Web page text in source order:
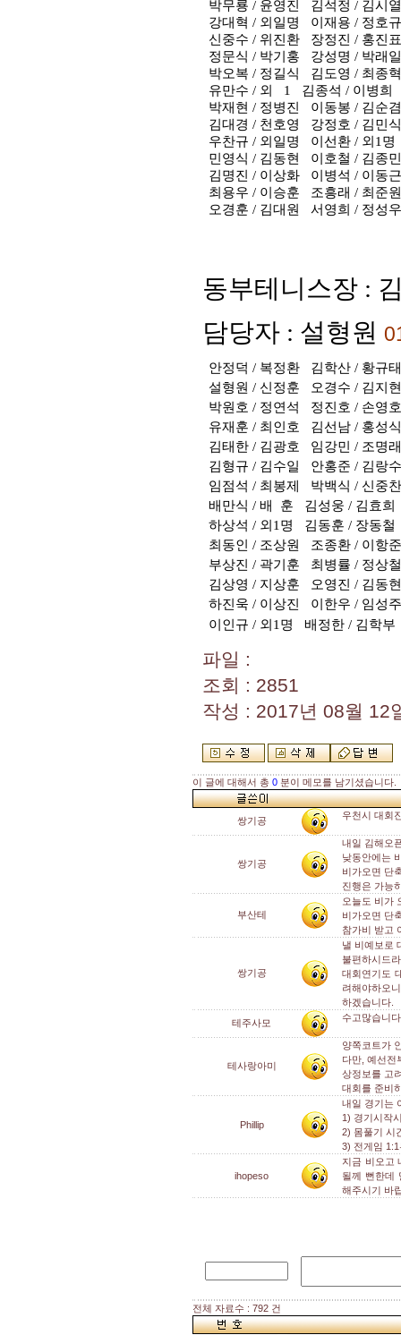
박무룡 / 윤영진 김석정 / 김시열
강대혁 / 외일명 이재용 / 정호규
신중수 / 위진환 장정진 / 홍진표
정문식 / 박기홍 강성명 / 박래일
박오복 / 정길식 김도영 / 최종혁
유만수 / 외 1 김종석 / 이병희
박재현 / 정병진 이동봉 / 김순겸
김대경 / 천호영 강정호 / 김민식
우찬규 / 외일명 이선환/ 외 1명
민영식 / 김동현 이호철 / 김종
김명진 / 이상화 이병석 / 이동근
최용우 / 이승훈 조흥래 / 최준원
오경훈 / 김대원 서영희 / 정성우
동부테니스장 :
담당자 : 설형원
안정덕 / 복정환 김학산/ 황규태
설형원 / 신정훈 오경수 / 김지현
박원호 / 정연석 정진호 / 손영호
유재훈 / 최인호 김선남/ 홍성식
김태한/ 김광호 임강민 / 조명래
김형규 / 김수일 안홍준 / 김랑수
임점석 / 최봉제 박백식 / 신중찬
배만식 / 배 훈 김성웅 / 김효희
하상석 / 외 1명 김동훈 / 장동철
최동인 / 조상원 조종환/ 이항준
부상진 / 곽기훈 최병률 / 정상철
김상영 / 지상훈 오영진 / 김동현
하진욱 / 이상진 이한우 / 임성주
이인규 / 외 1명 배정한/ 김학부
파일 :
조회 : 2851
작성 : 2017년 08월 12
이 글에 대해서 총 0 분이 메모를 남기셨습니다.
쌍기공 우천시 대회
쌍기공
내일 김해오
낮동안에는
비가오면 단
진행은 가능
부산테
오늘도 비가
비가오면 단
참가비 받고
쌍기공
낼 비예보로
불편하시드
대회연기도
려해야하오
하겠습니다.
테주사모
수고많습니
테사랑아미
양쪽코트가
다만, 예선전
상정보를 고
대회를 준비
Phillip
내일 경기는
1) 경기시작
2) 몸풀기 시
3) 전게임
ihopeso
지금 비오고
될께 뻔한데
해주시기 바
전체 자료수 : 792 건